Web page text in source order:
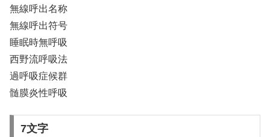
無線呼出名称
無線呼出符号
睡眠時無呼吸
西野流呼吸法
過呼吸症候群
髄膜炎性呼吸
7文字